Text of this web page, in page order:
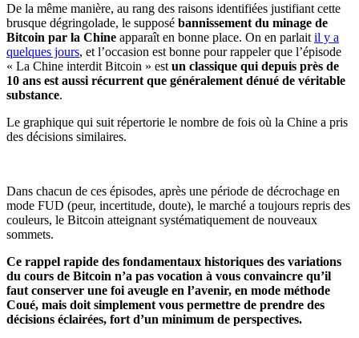
De la même manière, au rang des raisons identifiées justifiant cette
brusque dégringolade, le supposé bannissement du minage de
Bitcoin par la Chine apparaît en bonne place. On en parlait il y a
quelques jours, et l’occasion est bonne pour rappeler que l’épisode
« La Chine interdit Bitcoin » est un classique qui depuis près de
10 ans est aussi récurrent que généralement dénué de véritable
substance.
Le graphique qui suit répertorie le nombre de fois où la Chine a pris
des décisions similaires.
Dans chacun de ces épisodes, après une période de décrochage en
mode FUD (peur, incertitude, doute), le marché a toujours repris des
couleurs, le Bitcoin atteignant systématiquement de nouveaux
sommets.
Ce rappel rapide des fondamentaux historiques des variations
du cours de Bitcoin n’a pas vocation à vous convaincre qu’il
faut conserver une foi aveugle en l’avenir, en mode méthode
Coué, mais doit simplement vous permettre de prendre des
décisions éclairées, fort d’un minimum de perspectives.